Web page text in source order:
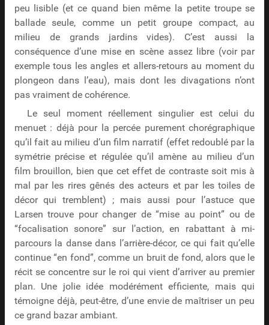
peu lisible (et ce quand bien même la petite troupe se
ballade seule, comme un petit groupe compact, au
milieu de grands jardins vides). C’est aussi la
conséquence d’une mise en scène assez libre (voir par
exemple tous les angles et allers-retours au moment du
plongeon dans l’eau), mais dont les divagations n’ont
pas vraiment de cohérence.
Le seul moment réellement singulier est celui du
menuet : déjà pour la percée purement chorégraphique
qu’il fait au milieu d’un film narratif (effet redoublé par la
symétrie précise et régulée qu’il amène au milieu d’un
film brouillon, bien que cet effet de contraste soit mis à
mal par les rires gênés des acteurs et par les toiles de
décor qui tremblent) ; mais aussi pour l’astuce que
Larsen trouve pour changer de “mise au point” ou de
“focalisation sonore” sur l’action, en rabattant à mi-
parcours la danse dans l’arrière-décor, ce qui fait qu’elle
continue “en fond”, comme un bruit de fond, alors que le
récit se concentre sur le roi qui vient d’arriver au premier
plan. Une jolie idée modérément efficiente, mais qui
témoigne déjà, peut-être, d’une envie de maîtriser un peu
ce grand bazar ambiant.